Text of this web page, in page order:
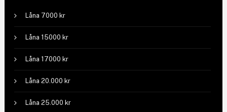
Låna 7000 kr
Låna 15000 kr
Låna 17000 kr
Låna 20.000 kr
Låna 25.000 kr